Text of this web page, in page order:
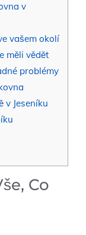
v
vašem ⁢okolí
měli ⁤vědět
problémy
v ⁤Jeseníku
Co